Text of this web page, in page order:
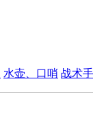
水壶、口哨 战术